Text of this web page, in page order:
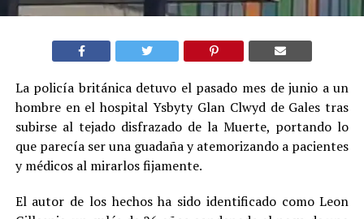
La policía británica detuvo el pasado mes de junio a un
hombre en el hospital Ysbyty Glan Clwyd de Gales tras
subirse al tejado disfrazado de la Muerte, portando lo
que parecía ser una guadaña y atemorizando a pacientes
y médicos al mirarlos fijamente.
El autor de los hechos ha sido identificado como Leon